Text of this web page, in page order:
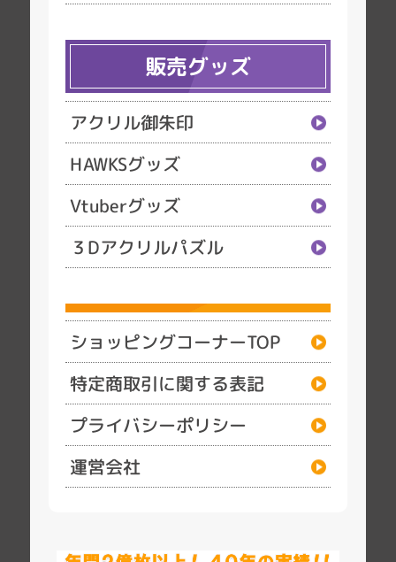
販売グッズ
アクリル御朱印
HAWKSグッズ
Vtuberグッズ
３Dアクリルパズル
ショッピングコーナーTOP
特定商取引に関する表記
プライバシーポリシー
運営会社